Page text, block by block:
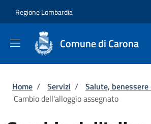
Regione Lombardia
Comune di Carona
Briciole di pane
Home / Servizi / Salute,
Cambio dell'alloggio assegnato